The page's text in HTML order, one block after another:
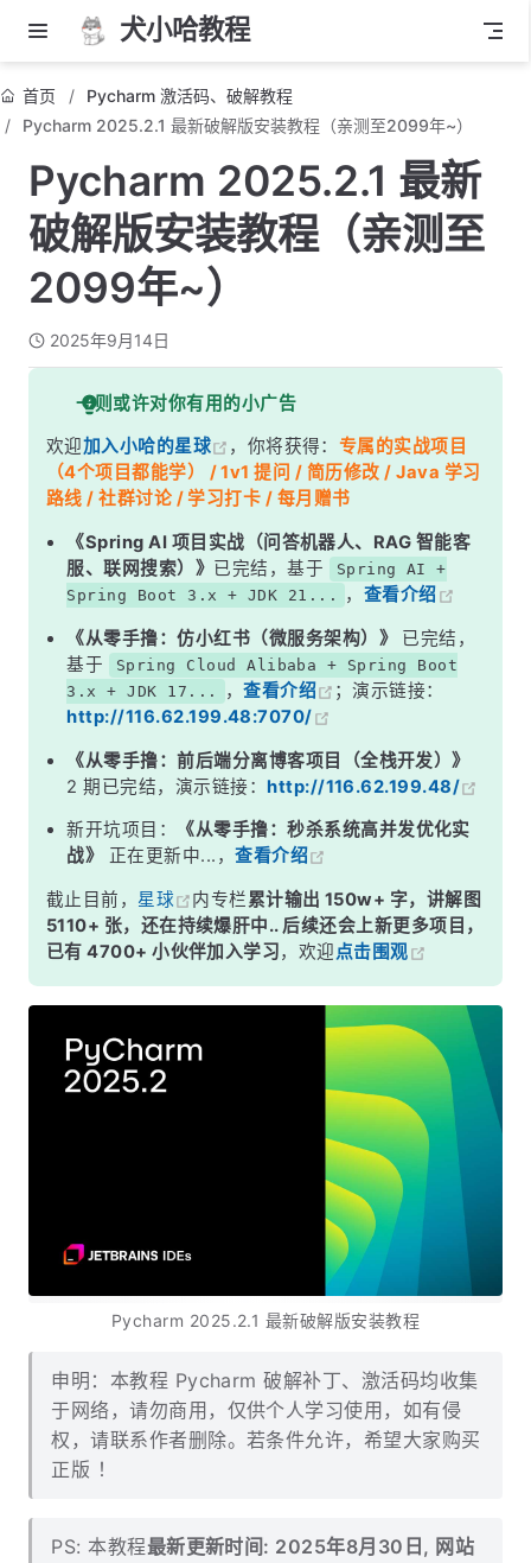
犬小哈教程
首页
Pycharm 激活码、破解教程
Pycharm 2025.2.1 最新破解版安装教程（亲测至2099年~）
Pycharm 2025.2.1 最新
破解版安装教程（亲测至
2099年~）
2025年9月14日
一则或许对你有用的小广告
欢迎加入小哈的星球 ，你将获得： 专属的实战项目
（4个项目都能学） / 1v1 提问 / 简历修改 / Java 学习
路线 / 社群讨论 / 学习打卡 / 每月赠书
《Spring AI 项目实战（问答机器人、RAG 智能客
服、联网搜索）》 已完结，基于
Spring AI +
Spring Boot 3.x + JDK 21...
， 查看介绍
《从零手撸：仿小红书（微服务架构）》
已完结，
基于
Spring Cloud Alibaba + Spring Boot
3.x + JDK 17...
，查看介绍
；演示链接：
http://116.62.199.48:7070/
《从零手撸：前后端分离博客项目（全栈开发）》
2 期已完结，演示链接：http://116.62.199.48/
新开坑项目：
《从零手撸：秒杀系统高并发优化实
战》
正在更新中...，查看介绍
截止目前， 星球 内专栏累计输出 150w+ 字，讲解图
5110+ 张，还在持续爆肝中.. 后续还会上新更多项目，
已有 4700+ 小伙伴加入学习，欢迎点击围观
Pycharm 2025.2.1 最新破解版安装教程
申明：本教程 Pycharm 破解补丁、激活码均收集
于网络，请勿商用，仅供个人学习使用，如有侵
权，请联系作者删除。若条件允许，希望大家购买
正版 ！
PS: 本教程最新更新时间: 2025年8月30日, 网站